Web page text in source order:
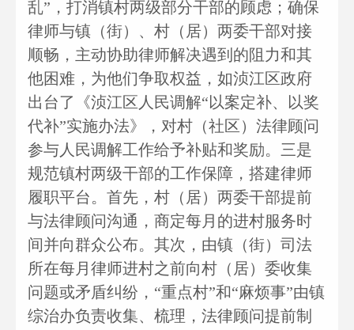
乱”，打消镇村两级部分干部的顾虑；确保
律师与镇（街）、村（居）两委干部对接
顺畅，主动协助律师解决遇到的阻力和其
他困难，为他们争取权益，如浈江区政府
出台了《浈江区人民调解“以案定补、以奖
代补”实施办法》，对村（社区）法律顾问
参与人民调解工作给予补贴和奖励。三是
规范镇村两级干部的工作保障，搭建律师
履职平台。首先，村（居）两委干部提前
与法律顾问沟通，商定每月的进村服务时
间并向群众公布。其次，由镇（街）司法
所在每月律师进村之前向村（居）委收集
问题或矛盾纠纷，“重点村”和“麻烦事”由镇
综治办负责收集、梳理，法律顾问提前制